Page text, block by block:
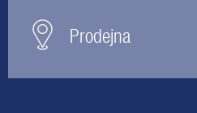
Prodejna